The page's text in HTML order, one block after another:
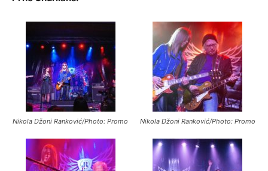
Nikola Džoni Ranković/Photo: Promo Nikola Džoni Ranković/Photo: Promo